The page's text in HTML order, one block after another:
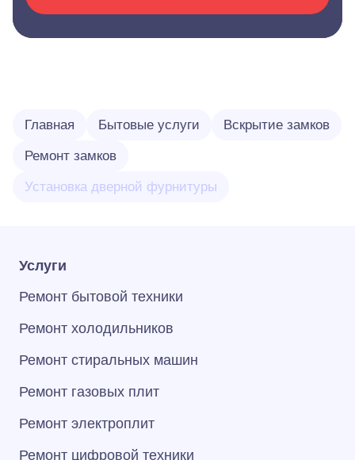
Главная Бытовые услуги Вскрытие замков
Ремонт замков
Установка дверной фурнитуры
Услуги
Ремонт бытовой техники
Ремонт холодильников
Ремонт стиральных машин
Ремонт газовых плит
Ремонт электроплит
Ремонт цифровой техники